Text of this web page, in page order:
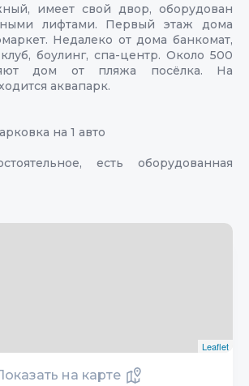
имеет свой двор, оборудован
лифтами. Первый этаж дома
Недалеко от дома банкомат,
боулинг, спа-центр. Около 500
дом от пляжа посёлка. На
аквапарк.
на 1 авто
есть оборудованная
Leaflet
на карте